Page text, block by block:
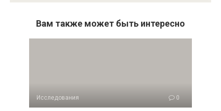
Вам также может быть интересно
Исследования 0